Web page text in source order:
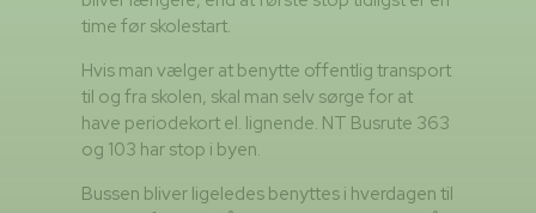
time før skolestart.
Hvis man vælger at benytte offentlig transport
til og fra skolen, skal man selv sørge for at
have periodekort el. lignende. NT Busrute 363
og 103 har stop i byen.
Bussen bliver ligeledes benyttes i hverdagen til